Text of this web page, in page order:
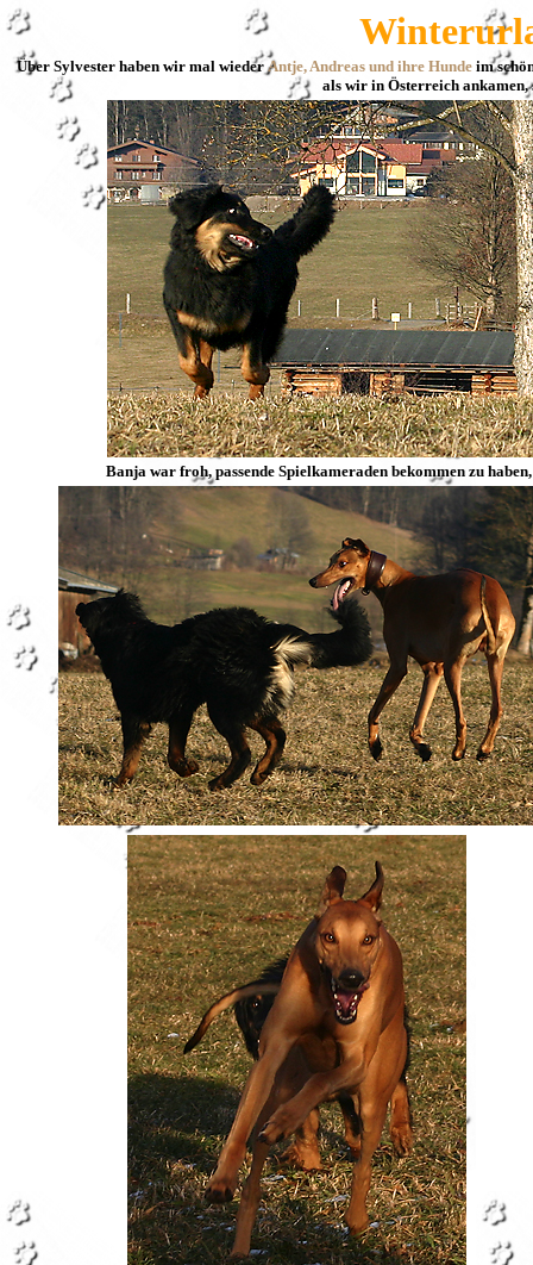
Über Sylvester haben wir mal wiederAntje, Andreas und ihre Hunde im
als wir in Österreich ankamen,
Banja war froh, passende Spielkameraden bekommen zu